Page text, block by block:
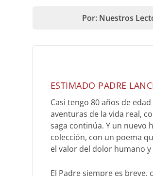
Por: Nuestros
ESTIMADO PADRE
Casi tengo 80 años de
aventuras de la vida real,
saga continúa. Y un nuevo
colección, con un poema
el valor del dolor humano
El Padre siempre es